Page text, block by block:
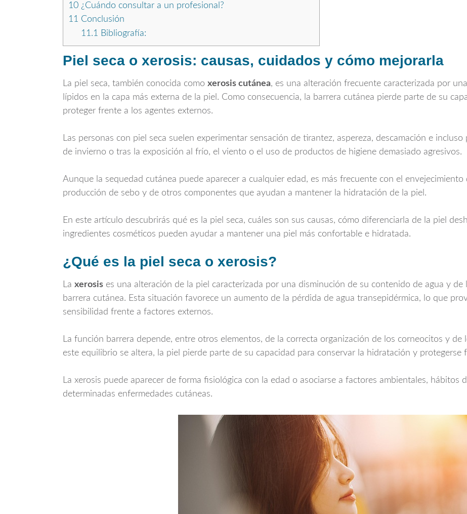
10 ¿Cuándo consultar a un profesional?
11 Conclusión
11.1
Bibliografía:
Piel seca o xerosis: causas, cuidados y cómo mejorarla
La piel seca, también conocida como xerosis cutánea, es una alteración frecuente caracterizada por
lípidos en la capa más externa de la piel. Como consecuencia, la barrera cutánea pierde parte de su
proteger frente a los agentes externos.
Las personas con piel seca suelen experimentar sensación de tirantez, aspereza, descamación e
de invierno o tras la exposición al frío, el viento o el uso de productos de higiene demasiado agresivos.
Aunque la sequedad cutánea puede aparecer a cualquier edad, es más frecuente con el
producción de sebo y de otros componentes que ayudan a mantener la hidratación de la piel.
En este artículo descubrirás qué es la piel seca, cuáles son sus causas, cómo diferenciarla de la piel
ingredientes cosméticos pueden ayudar a mantener una piel más confortable e hidratada.
¿Qué es la piel seca o xerosis?
La xerosis es una alteración de la piel caracterizada por una disminución de su contenido de agua y
barrera cutánea. Esta situación favorece un aumento de la pérdida de agua transepidérmica, lo que
sensibilidad frente a factores externos.
La función barrera depende, entre otros elementos, de la correcta organización de los corneocitos y
este equilibrio se altera, la piel pierde parte de su capacidad para conservar la hidratación y protegerse
La xerosis puede aparecer de forma fisiológica con la edad o asociarse a factores ambientales, hábitos
determinadas enfermedades cutáneas.